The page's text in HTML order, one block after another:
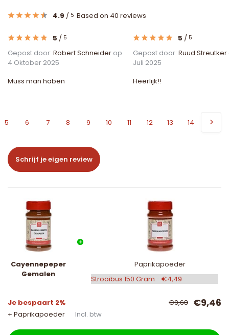
4.9 / 5 Based on 40 reviews
5 / 5
Gepost door: Robert Schneider op
4 Oktober 2025
Muss man haben
5 / 5
Gepost door: Ruud Streutker
Juli 2025
Heerlijk!!
5 6 7 8 9 10 11 12 13 14
Schrijf je eigen review
Cayennepeper
Gemalen
Paprikapoeder
Je bespaart 2% €9,68 €9,46
+ Paprikapoeder Incl. btw